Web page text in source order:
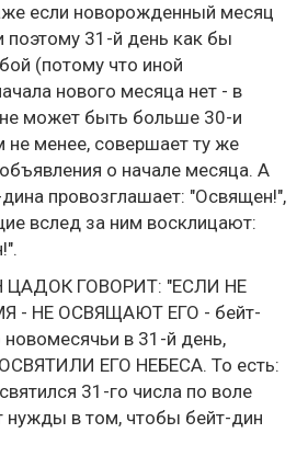
если новорожденный месяц
поэтому 31-й день как бы
(потому что иной
нового месяца нет - в
может быть больше 30-и
не менее, совершает ту же
о начале месяца. А
провозглашает: "Освящен!",
вслед за ним восклицают:
ЦАДОК ГОВОРИТ: "ЕСЛИ НЕ
- НЕ ОСВЯЩАЮТ ЕГО - бейт-
в 31-й день,
ЕГО НЕБЕСА. То есть:
31-го числа по воле
нужды в том, чтобы бейт-дин